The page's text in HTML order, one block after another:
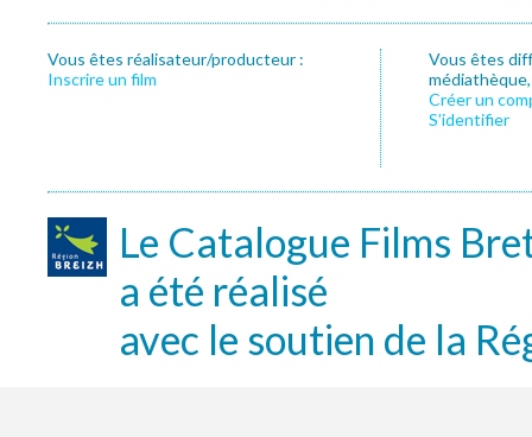
Vous êtes réalisateur/producteur :
Inscrire un film
Vous êtes
Créer un
S’identifier
Le Catalogue Films
a été réalisé
avec le soutien de la